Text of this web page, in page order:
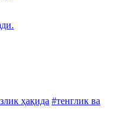
ҳақида #тенглик ва